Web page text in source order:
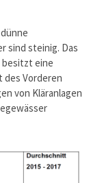
sind steinig. Das
besitzt eine
des Vorderen
von Kläranlagen